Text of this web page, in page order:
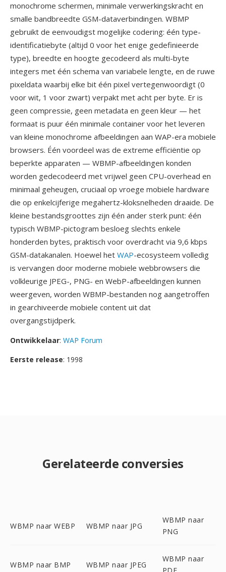
monochrome schermen, minimale verwerkingskracht en
smalle bandbreedte GSM-dataverbindingen. WBMP
gebruikt de eenvoudigst mogelijke codering: één type-
identificatiebyte (altijd 0 voor het enige gedefinieerde
type), breedte en hoogte gecodeerd als multi-byte
integers met één schema van variabele lengte, en de ruwe
pixeldata waarbij elke bit één pixel vertegenwoordigt (0
voor wit, 1 voor zwart) verpakt met acht per byte. Er is
geen compressie, geen metadata en geen kleur — het
formaat is puur één minimale container voor het leveren
van kleine monochrome afbeeldingen aan WAP-era mobiele
browsers. Één voordeel was de extreme efficiëntie op
beperkte apparaten — WBMP-afbeeldingen konden
worden gedecodeerd met vrijwel geen CPU-overhead en
minimaal geheugen, cruciaal op vroege mobiele hardware
die op enkelcijferige megahertz-kloksnelheden draaide. De
kleine bestandsgroottes zijn één ander sterk punt: één
typisch WBMP-pictogram besloeg slechts enkele
honderden bytes, praktisch voor overdracht via 9,6 kbps
GSM-datakanalen. Hoewel het WAP-ecosysteem volledig
is vervangen door moderne mobiele webbrowsers die
volkleurige JPEG-, PNG- en WebP-afbeeldingen kunnen
weergeven, worden WBMP-bestanden nog aangetroffen
in gearchiveerde mobiele content uit dat
overgangstijdperk.
Ontwikkelaar: WAP Forum
Eerste release: 1998
Gerelateerde conversies
WBMP naar WEBP WBMP naar JPG
WBMP naar
PNG
WBMP naar BMP WBMP naar JPEG
WBMP naar